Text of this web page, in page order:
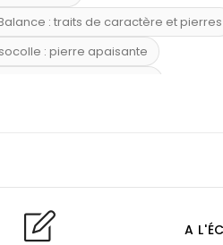
: traits de caractère et pierres
: pierre apaisante
Fluorite : pierre la plus colorée
A